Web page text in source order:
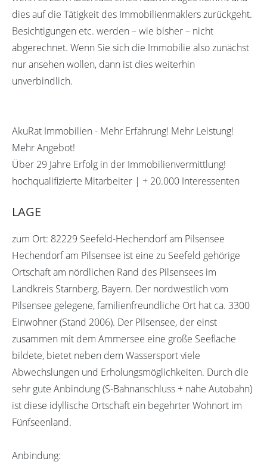
dies auf die Tätigkeit des Immobilienmaklers zurückgeht.
Besichtigungen etc. werden – wie bisher – nicht
abgerechnet. Wenn Sie sich die Immobilie also zunächst
nur ansehen wollen, dann ist dies weiterhin
unverbindlich.
AkuRat Immobilien - Mehr Erfahrung! Mehr Leistung!
Mehr Angebot!
Über 29 Jahre Erfolg in der Immobilienvermittlung!
hochqualifizierte Mitarbeiter | + 20.000 Interessenten
LAGE
zum Ort: 82229 Seefeld-Hechendorf am Pilsensee
Hechendorf am Pilsensee ist eine zu Seefeld gehörige
Ortschaft am nördlichen Rand des Pilsensees im
Landkreis Starnberg, Bayern. Der nordwestlich vom
Pilsensee gelegene, familienfreundliche Ort hat ca. 3300
Einwohner (Stand 2006). Der Pilsensee, der einst
zusammen mit dem Ammersee eine große Seefläche
bildete, bietet neben dem Wassersport viele
Abwechslungen und Erholungsmöglichkeiten. Durch die
sehr gute Anbindung (S-Bahnanschluss + nähe Autobahn)
ist diese idyllische Ortschaft ein begehrter Wohnort im
Fünfseenland.
Anbindung: